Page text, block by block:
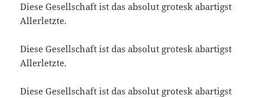
Die­se Gesell­schaft ist das abso­lut gro­tesk abar­tigst
Allerletzte.
Die­se Gesell­schaft ist das abso­lut gro­tesk abar­tigst
Allerletzte.
Die­se Gesell­schaft ist das abso­lut gro­tesk abar­tigst